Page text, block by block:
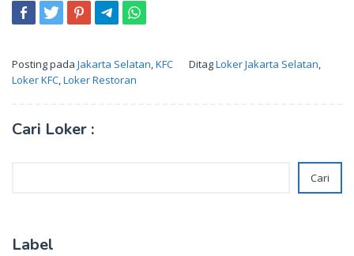
Posting pada Jakarta Selatan KFC DitagLoker Jakarta Selatan
Loker KFC Loker Restoran
Cari Loker :
Cari
Label